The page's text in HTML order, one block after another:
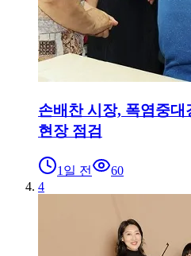
손배찬 시장, 폭염중
현장 점검
1일 전
60
4